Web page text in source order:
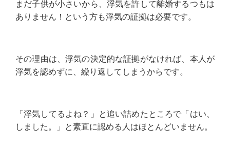
まだ子供が小さいから、浮気を許して離婚するつもは
ありません！という方も浮気の証拠は必要です。
その理由は、浮気の決定的な証拠がなければ、本人が
浮気を認めずに、繰り返してしまうからです。
「浮気してるよね？」と追い詰めたところで「はい、
しました。」と素直に認める人はほとんどいません。